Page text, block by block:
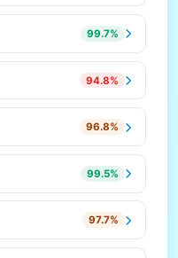
99.7%
94.8%
96.8%
99.5%
97.7%